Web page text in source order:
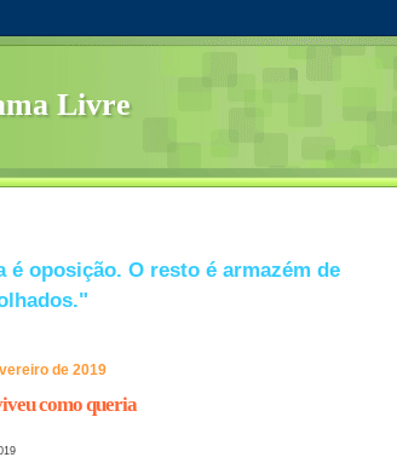
Livre
é oposição. O resto é armazém de
de 2019
como queria